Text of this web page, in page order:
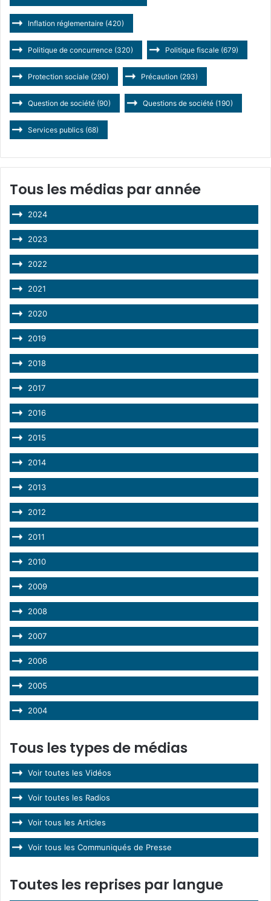
Inflation réglementaire (420)
Politique de concurrence (320) Politique fiscale (679)
Protection sociale (290) Précaution (293)
Question de société (90) Questions de société (190)
Services publics (68)
Tous les médias par année
2024
2023
2022
2021
2020
2019
2018
2017
2016
2015
2014
2013
2012
2011
2010
2009
2008
2007
2006
2005
2004
Tous les types de médias
Voir toutes les Vidéos
Voir toutes les Radios
Voir tous les Articles
Voir tous les Communiqués de Presse
Toutes les reprises par langue